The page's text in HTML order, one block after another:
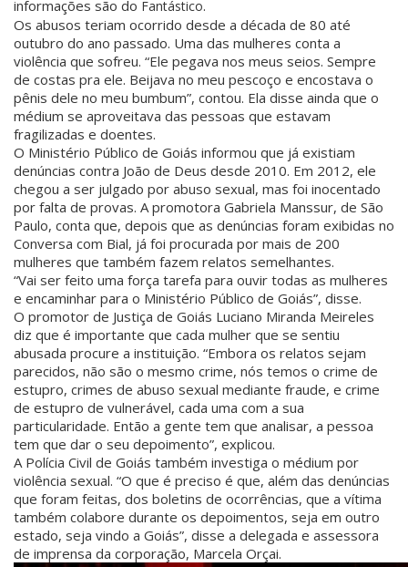
informações são do Fantástico.
Os abusos teriam ocorrido desde a década de 80 até
outubro do ano passado. Uma das mulheres conta a
violência que sofreu. “Ele pegava nos meus seios. Sempre
de costas pra ele. Beijava no meu pescoço e encostava o
pênis dele no meu bumbum”, contou. Ela disse ainda que o
médium se aproveitava das pessoas que estavam
fragilizadas e doentes.
O Ministério Público de Goiás informou que já existiam
denúncias contra João de Deus desde 2010. Em 2012, ele
chegou a ser julgado por abuso sexual, mas foi inocentado
por falta de provas. A promotora Gabriela Manssur, de São
Paulo, conta que, depois que as denúncias foram exibidas no
Conversa com Bial, já foi procurada por mais de 200
mulheres que também fazem relatos semelhantes.
“Vai ser feito uma força tarefa para ouvir todas as mulheres
e encaminhar para o Ministério Público de Goiás”, disse.
O promotor de Justiça de Goiás Luciano Miranda Meireles
diz que é importante que cada mulher que se sentiu
abusada procure a instituição. “Embora os relatos sejam
parecidos, não são o mesmo crime, nós temos o crime de
estupro, crimes de abuso sexual mediante fraude, e crime
de estupro de vulnerável, cada uma com a sua
particularidade. Então a gente tem que analisar, a pessoa
tem que dar o seu depoimento”, explicou.
A Polícia Civil de Goiás também investiga o médium por
violência sexual. “O que é preciso é que, além das denúncias
que foram feitas, dos boletins de ocorrências, que a vítima
também colabore durante os depoimentos, seja em outro
estado, seja vindo a Goiás”, disse a delegada e assessora
de imprensa da corporação, Marcela Orçai.